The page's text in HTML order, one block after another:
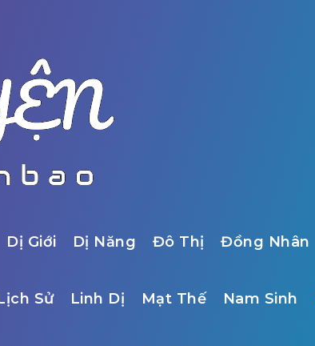
Dị Giới Dị Năng Đô Thị Đồng Nhân
Sử Linh Dị Mạt Thế Nam Sinh